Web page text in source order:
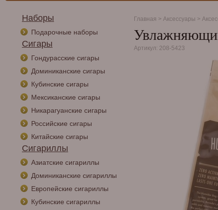
Наборы
Подарочные наборы
Сигары
Гондурасские сигары
Доминиканские сигары
Кубинские сигары
Мексиканские сигары
Никарагуанские сигары
Российские сигары
Китайские сигары
Сигариллы
Азиатские сигариллы
Доминиканские сигариллы
Европейские сигариллы
Кубинские сигариллы
Главная > Аксессуары >
Артикул: 208-5423